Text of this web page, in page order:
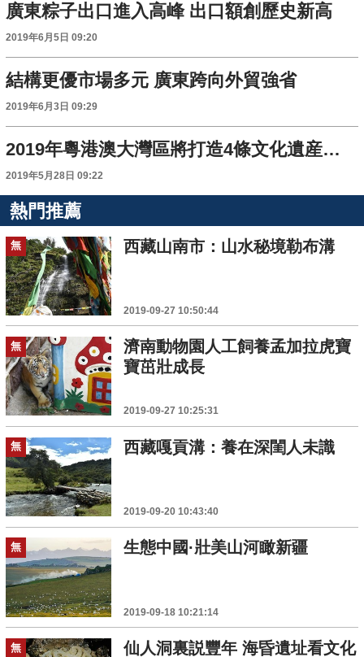
廣東粽子出口進入高峰 出口額創歷史新高
2019年6月5日 09:20
結構更優市場多元 廣東跨向外貿強省
2019年6月3日 09:29
2019年粵港澳大灣區將打造4條文化遺産遊徑
2019年5月28日 09:22
熱門推薦
無 西藏山南市：山水秘境勒布溝
2019-09-27 10:50:44
無
濟南動物園人工飼養孟加拉虎寶
寶茁壯成長
2019-09-27 10:25:31
無 西藏嘎貢溝：養在深閨人未識
2019-09-20 10:43:40
無 生態中國·壯美山河瞰新疆
2019-09-18 10:21:14
無 仙人洞裏説豐年 海昏遺址看文化